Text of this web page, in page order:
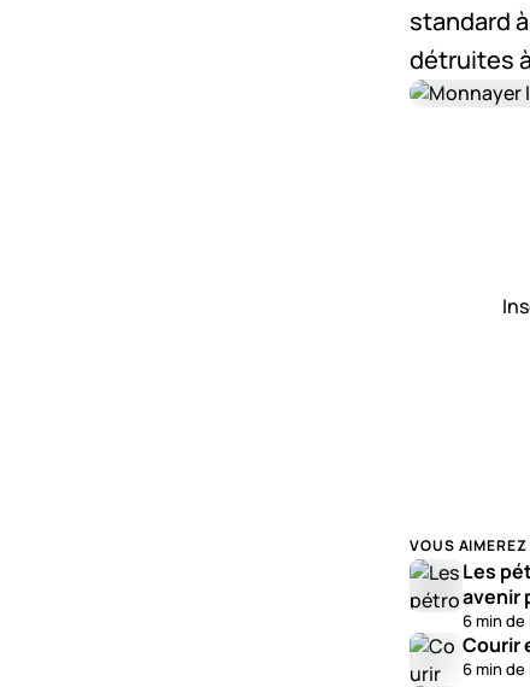
standard
détruites
VOUS
Les
avenir
6 min
Courir
6 min